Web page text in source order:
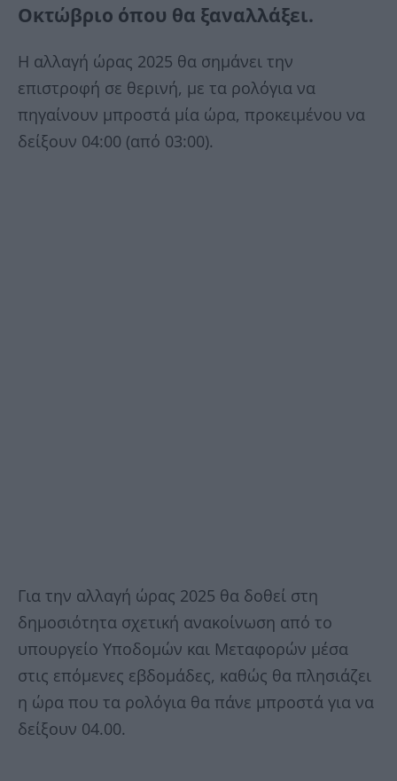
Οκτώβριο όπου θα ξαναλλάξει.
Η αλλαγή ώρας 2025 θα σημάνει την
επιστροφή σε θερινή, με τα ρολόγια να
πηγαίνουν μπροστά μία ώρα, προκειμένου να
δείξουν 04:00 (από 03:00).
Για την αλλαγή ώρας 2025 θα δοθεί στη
δημοσιότητα σχετική ανακοίνωση από το
υπουργείο Υποδομών και Μεταφορών μέσα
στις επόμενες εβδομάδες, καθώς θα πλησιάζει
η ώρα που τα ρολόγια θα πάνε μπροστά για να
δείξουν 04.00.